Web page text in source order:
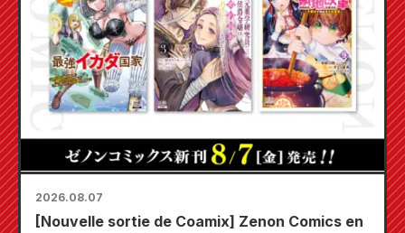
2026.08.07
[Nouvelle sortie de Coamix] Zenon Comics en